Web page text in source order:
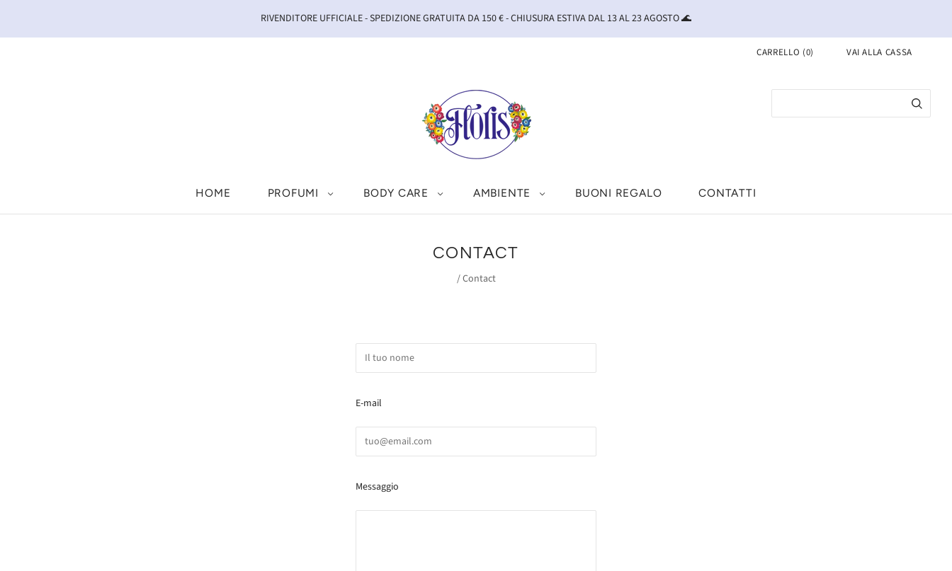
RIVENDITORE UFFICIALE - SPEDIZIONE GRATUITA DA 150 € - CHIUSURA ESTIVA DAL 13 AL 23 AGOSTO 🌊
CARRELLO (0) VAI ALLA CASSA
HOME PROFUMI BODY CARE AMBIENTE BUONI REGALO CONTATTI
CONTACT
/Contact
E-mail
Messaggio